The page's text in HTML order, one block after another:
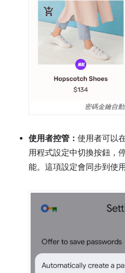
密碼金鑰自
使用者控管： 使用者可以
用程式設定中切換按鈕，
能。這項設定會同步到使